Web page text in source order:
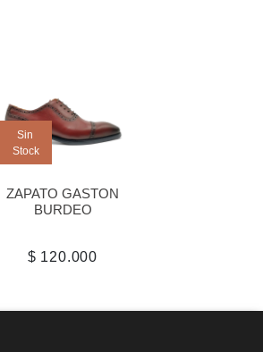
Sin
Stock
ZAPATO GASTON
BURDEO
$ 120.000